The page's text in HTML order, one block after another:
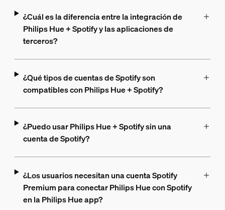
¿Cuál es la diferencia entre la integración de
Philips Hue + Spotify y las aplicaciones de
terceros?
¿Qué tipos de cuentas de Spotify son
compatibles con Philips Hue + Spotify?
¿Puedo usar Philips Hue + Spotify sin una
cuenta de Spotify?
¿Los usuarios necesitan una cuenta Spotify
Premium para conectar Philips Hue con Spotify
en la Philips Hue app?